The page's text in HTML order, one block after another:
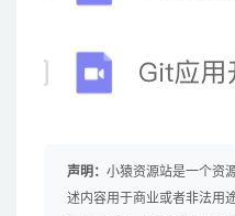
声明： 小猿资源站是一个资
述内容用于商业或者非法用